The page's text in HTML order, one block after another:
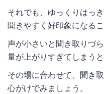
それでも、ゆっくりはっ
聞きやすく好印象になる
声が小さいと聞き取りづ
量が上がりすぎてしまう
その場に合わせて、聞き
心がけでみましょう。